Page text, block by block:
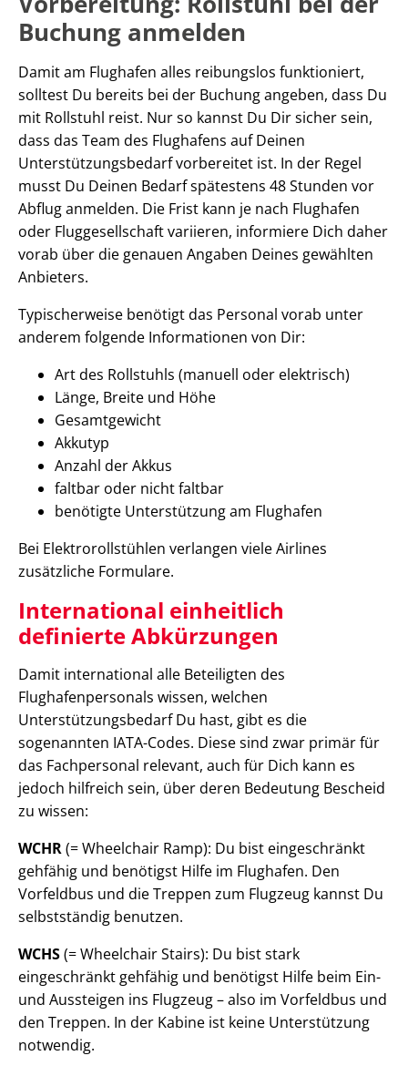
Buchung anmelden
Damit am Flughafen alles reibungslos funktioniert,
solltest Du bereits bei der Buchung angeben, dass Du
mit Rollstuhl reist. Nur so kannst Du Dir sicher sein,
dass das Team des Flughafens auf Deinen
Unterstützungsbedarf vorbereitet ist. In der Regel
musst Du Deinen Bedarf spätestens 48 Stunden vor
Abflug anmelden. Die Frist kann je nach Flughafen
oder Fluggesellschaft variieren, informiere Dich daher
vorab über die genauen Angaben Deines gewählten
Anbieters.
Typischerweise benötigt das Personal vorab unter
anderem folgende Informationen von Dir:
Art des Rollstuhls (manuell oder elektrisch)
Länge, Breite und Höhe
Gesamtgewicht
Akkutyp
Anzahl der Akkus
faltbar oder nicht faltbar
benötigte Unterstützung am Flughafen
Bei Elektrorollstühlen verlangen viele Airlines
zusätzliche Formulare.
International einheitlich
definierte Abkürzungen
Damit international alle Beteiligten des
Flughafenpersonals wissen, welchen
Unterstützungsbedarf Du hast, gibt es die
sogenannten IATA-Codes. Diese sind zwar primär für
das Fachpersonal relevant, auch für Dich kann es
jedoch hilfreich sein, über deren Bedeutung Bescheid
zu wissen:
WCHR(= Wheelchair Ramp): Du bist eingeschränkt
gehfähig und benötigst Hilfe im Flughafen. Den
Vorfeldbus und die Treppen zum Flugzeug kannst Du
selbstständig benutzen.
WCHS(= Wheelchair Stairs): Du bist stark
eingeschränkt gehfähig und benötigst Hilfe beim Ein-
und Aussteigen ins Flugzeug – also im Vorfeldbus und
den Treppen. In der Kabine ist keine Unterstützung
notwendig.